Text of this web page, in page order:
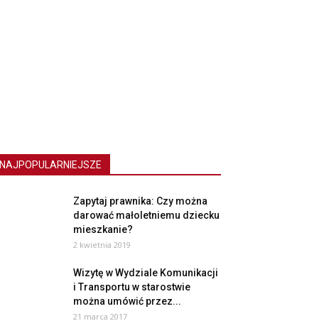
NAJPOPULARNIEJSZE
Zapytaj prawnika: Czy można
darować małoletniemu dziecku
mieszkanie?
2 kwietnia 2019
Wizytę w Wydziale Komunikacji
i Transportu w starostwie
można umówić przez...
21 marca 2017